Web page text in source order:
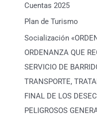
Cuentas 2025
Plan de Turismo
Socialización
ORDENANZA QUE
SERVICIO DE
TRANSPORTE,
FINAL DE LOS
PELIGROSOS